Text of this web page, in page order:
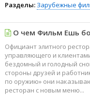
Разделы: Зарубежные
О чем Фильм Ешь
Официант элитного
управляющего и
бездомный и голодный
стороны друзей и
по оружию» они
ресторан с новым меню...